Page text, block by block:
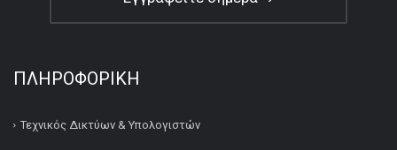
ΠΛΗΡΟΦΟΡΙΚΉ
Τεχνικός Δικτύων & Υπολογιστών